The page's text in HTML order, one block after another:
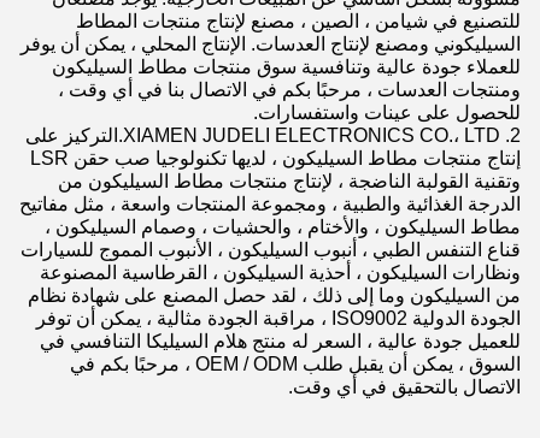
للتصنيع في شيامن ، الصين ، مصنع لإنتاج منتجات المطاط
السيليكوني ومصنع لإنتاج العدسات. الإنتاج المحلي ، يمكن أن يوفر
للعملاء جودة عالية وتنافسية سوق منتجات مطاط السيليكون
ومنتجات العدسات ، مرحبًا بكم في الاتصال بنا في أي وقت ،
للحصول على عينات واستفسارات.
2. XIAMEN JUDELI ELECTRONICS CO.، LTD.التركيز على
إنتاج منتجات مطاط السيليكون ، لديها تكنولوجيا صب حقن LSR
وتقنية القولبة الناضجة ، لإنتاج منتجات مطاط السيليكون من
الدرجة الغذائية والطبية ، ومجموعة المنتجات واسعة ، مثل مفاتيح
مطاط السيليكون ، والأختام ، والحشيات ، وصمام السيليكون ،
قناع التنفس الطبي ، أنبوب السيليكون ، الأنبوب المموج للسيارات
ونظارات السيليكون ، أحذية السيليكون ، القرطاسية المصنوعة
من السيليكون وما إلى ذلك ، لقد حصل المصنع على شهادة نظام
الجودة الدولية ISO9002 ، مراقبة الجودة مثالية ، يمكن أن توفر
للعميل جودة عالية ، السعر له منتج هلام السيليكا التنافسي في
السوق ، يمكن أن يقبل طلب OEM / ODM ، مرحبًا بكم في
الاتصال بالتحقيق في أي وقت.